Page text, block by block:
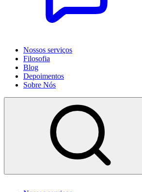
Nossos serviços
Filosofia
Blog
Depoimentos
Sobre Nós